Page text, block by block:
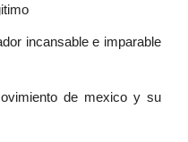
incansable e imparable
de mexico y su